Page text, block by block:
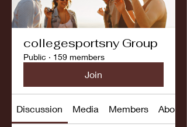
collegesportsny Group
Public · 159 members
Join
Discussion Media Members About